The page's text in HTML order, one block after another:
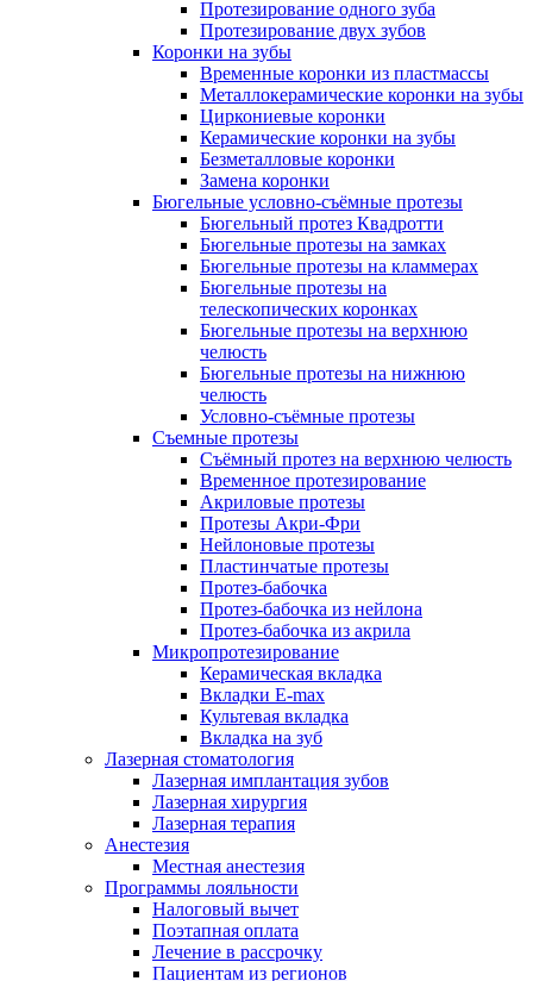
Протезирование одного зуба
Протезирование двух зубов
Коронки на зубы
Временные коронки из пластмассы
Металлокерамические коронки на зубы
Циркониевые коронки
Керамические коронки на зубы
Безметалловые коронки
Замена коронки
Бюгельные условно-съёмные протезы
Бюгельный протез Квадротти
Бюгельные протезы на замках
Бюгельные протезы на кламмерах
Бюгельные протезы на
телескопических коронках
Бюгельные протезы на верхнюю
челюсть
Бюгельные протезы на нижнюю
челюсть
Условно-съёмные протезы
Съемные протезы
Съёмный протез на верхнюю челюсть
Временное протезирование
Акриловые протезы
Протезы Акри-Фри
Нейлоновые протезы
Пластинчатые протезы
Протез-бабочка
Протез-бабочка из нейлона
Протез-бабочка из акрила
Микропротезирование
Керамическая вкладка
Вкладки E-max
Культевая вкладка
Вкладка на зуб
Лазерная стоматология
Лазерная имплантация зубов
Лазерная хирургия
Лазерная терапия
Анестезия
Местная анестезия
Программы лояльности
Налоговый вычет
Поэтапная оплата
Лечение в рассрочку
Пациентам из регионов